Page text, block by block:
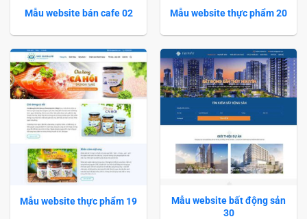
Mẫu website bán cafe 02 Mẫu website thực phẩm 20
Mẫu website thực phẩm 19
Mẫu website bất động sản
30